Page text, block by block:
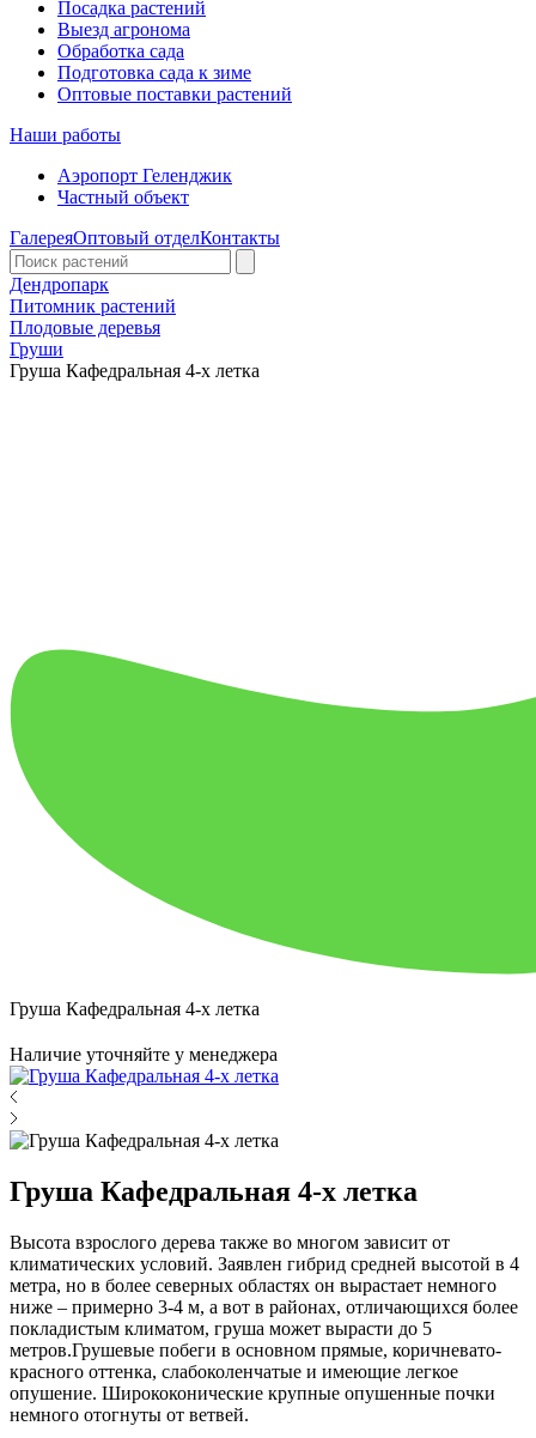
Посадка растений
Выезд агронома
Обработка сада
Подготовка сада к зиме
Оптовые поставки растений
Наши работы
Аэропорт Геленджик
Частный объект
ГалереяОптовый отделКонтакты
Дендропарк
Питомник растений
Плодовые деревья
Груши
Груша Кафедральная 4-х летка
Груша Кафедральная 4-х летка
Наличие уточняйте у менеджера
Груша Кафедральная 4-х летка
Высота взрослого дерева также во многом зависит от
климатических условий. Заявлен гибрид средней высотой в 4
метра, но в более северных областях он вырастает немного
ниже – примерно 3-4 м, а вот в районах, отличающихся более
покладистым климатом, груша может вырасти до 5
метров.Грушевые побеги в основном прямые, коричневато-
красного оттенка, слабоколенчатые и имеющие легкое
опушение. Ширококонические крупные опушенные почки
немного отогнуты от ветвей.